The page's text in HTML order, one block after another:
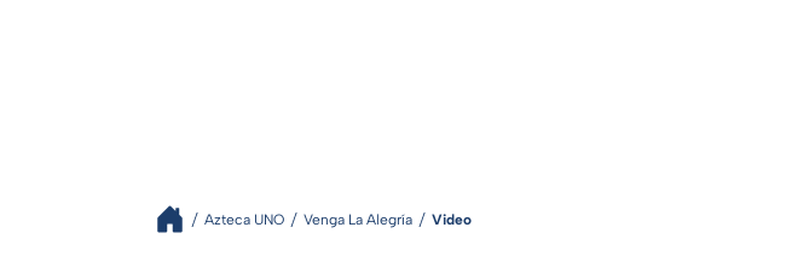
Azteca UNO Venga La Alegría Video